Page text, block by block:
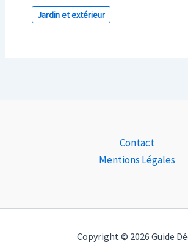
Jardin et extérieur
Contact
Mentions Légales
Copyright © 2026 Guide